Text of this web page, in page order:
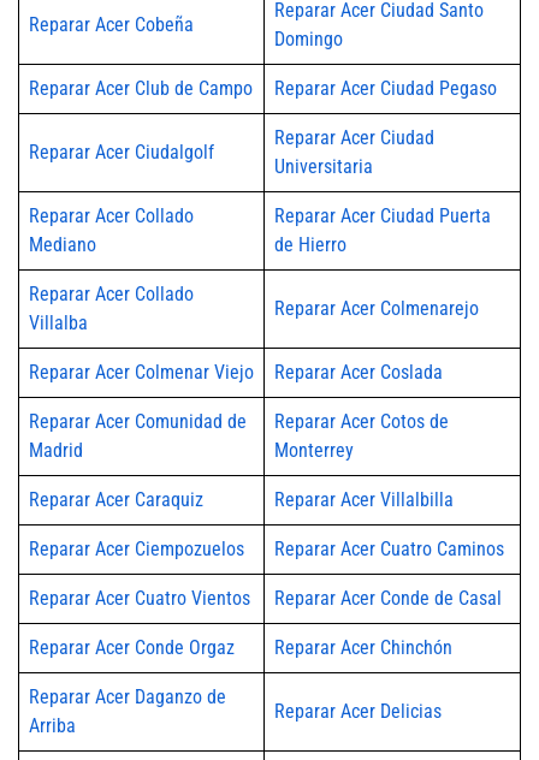
Reparar Acer Cobeña
Reparar Acer Ciudad Santo
Domingo
Reparar Acer Club de Campo Reparar Acer Ciudad Pegaso
Reparar Acer Ciudalgolf
Reparar Acer Ciudad
Universitaria
Reparar Acer Collado
Mediano
Reparar Acer Ciudad Puerta
de Hierro
Reparar Acer Collado
Villalba
Reparar Acer Colmenarejo
Reparar Acer Colmenar Viejo Reparar Acer Coslada
Reparar Acer Comunidad de
Madrid
Reparar Acer Cotos de
Monterrey
Reparar Acer Caraquiz Reparar Acer Villalbilla
Reparar Acer Ciempozuelos Reparar Acer Cuatro Caminos
Reparar Acer Cuatro Vientos Reparar Acer Conde de Casal
Reparar Acer Conde Orgaz Reparar Acer Chinchón
Reparar Acer Daganzo de
Arriba
Reparar Acer Delicias